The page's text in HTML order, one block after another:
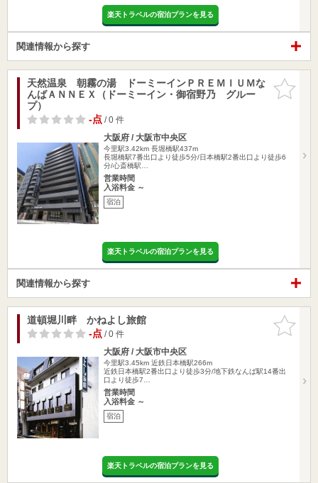
楽天トラベルの宿泊プランを見る
関連情報から探す
お気に入
りに追加
天然温泉 朝霧の湯 ドーミーインＰＲＥＭＩＵＭな
んばＡＮＮＥＸ（ドーミーイン・御宿野乃 グルー
プ）
-点/ 0 件
大阪府 / 大阪市中央区
今里駅3.42km 長堀橋駅437m
長堀橋駅7番出口より徒歩5分/日本橋駅2番出口より徒歩6
分/心斎橋駅…
営業時間
入浴料金 ～
宿泊
楽天トラベルの宿泊プランを見る
関連情報から探す
お気に入
りに追加
道頓堀川畔 かねよし旅館
-点/ 0 件
大阪府 / 大阪市中央区
今里駅3.45km 近鉄日本橋駅266m
近鉄日本橋駅2番出口より徒歩3分/地下鉄なんば駅14番出
口より徒歩7…
営業時間
入浴料金 ～
宿泊
楽天トラベルの宿泊プランを見る